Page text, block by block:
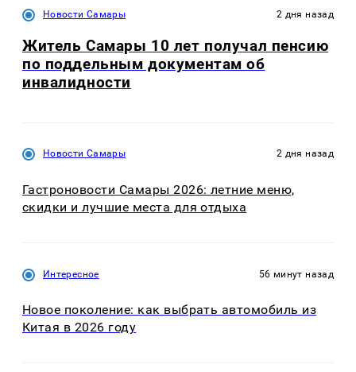
Новости Самары 2 дня назад
Житель Самары 10 лет получал пенсию
по поддельным документам об
инвалидности
Новости Самары 2 дня назад
Гастроновости Самары 2026: летние меню,
скидки и лучшие места для отдыха
Интересное 56 минут назад
Новое поколение: как выбрать автомобиль из
Китая в 2026 году